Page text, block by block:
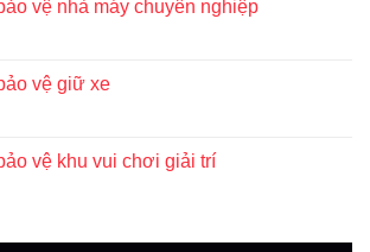
vệ nhà máy chuyên nghiệp
vệ giữ xe
vệ khu vui chơi giải trí